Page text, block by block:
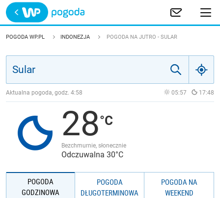
Trwa ładowanie
POLSKA
JAKOŚĆ POWIETRZA
POGODA WP.PL INDONEZJA POGODA NA JUTRO - SULAR
Aktualna pogoda, godz. 4:58 05:57 17:48
28
Bezchmurnie, słonecznie
Odczuwalna 30°C
POGODA
GODZINOWA
POGODA
DŁUGOTERMINOWA
POGODA NA
WEEKEND